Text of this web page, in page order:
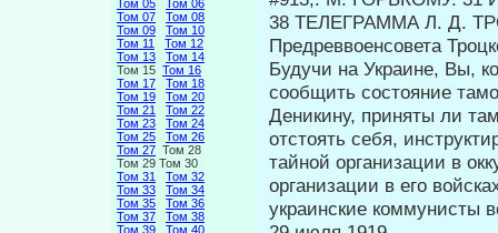
Том 05
Том 06
Том 07
Том 08
Том 09
Том 10
Том 11
Том 12
Том 13
Том 14
Том 15 Том 16
Том 17
Том 18
Том 19
Том 20
Том 21
Том 22
Том 23
Том 24
Том 25
Том 26
Том 27 Том 28
Том 29 Том 30
Том 31
Том 32
Том 33
Том 34
Том 35
Том 36
Том 37
Том 38
Том 39
Том 40
38 ТЕЛЕГРАММА Л. Д.
Предреввоенсовета
Будучи на Украине, Вы,
сообщить состояние
Деникину, приняты ли
отстоять себя,
тайной организации в
организации в его
украинские коммунисты